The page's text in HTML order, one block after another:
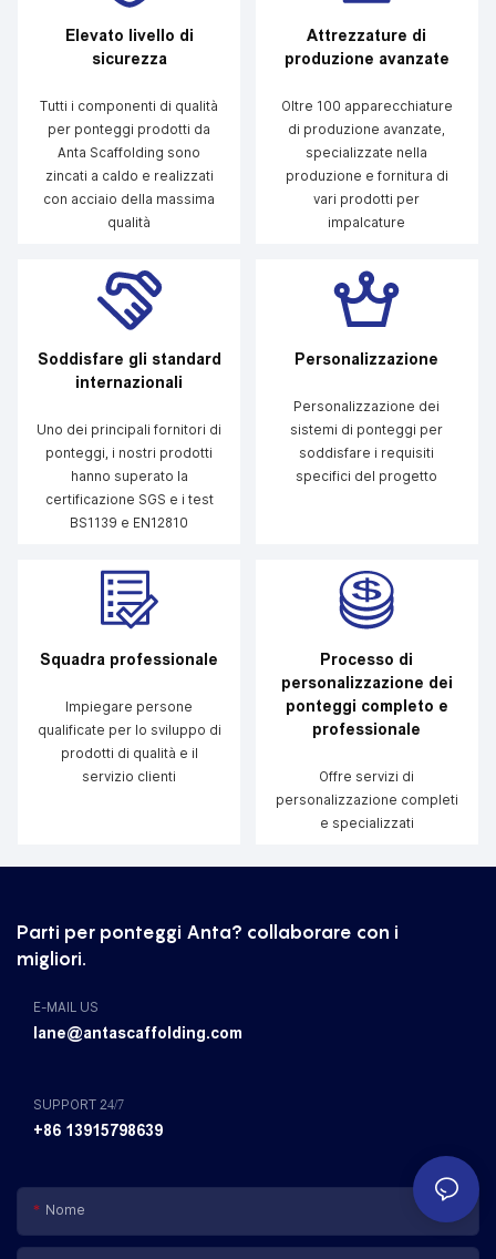
Elevato livello di
sicurezza
Tutti i componenti di qualità
per ponteggi prodotti da
Anta Scaffolding sono
zincati a caldo e realizzati
con acciaio della massima
qualità
Attrezzature di
produzione avanzate
Oltre 100 apparecchiature
di produzione avanzate,
specializzate nella
produzione e fornitura di
vari prodotti per
impalcature
Soddisfare gli standard
internazionali
Uno dei principali fornitori di
ponteggi, i nostri prodotti
hanno superato la
certificazione SGS e i test
BS1139 e EN12810
Personalizzazione
Personalizzazione dei
sistemi di ponteggi per
soddisfare i requisiti
specifici del progetto
Squadra professionale
Impiegare persone
qualificate per lo sviluppo di
prodotti di qualità e il
servizio clienti
Processo di
personalizzazione dei
ponteggi completo e
professionale
Offre servizi di
personalizzazione completi
e specializzati
Parti per ponteggi Anta? collaborare con i
migliori.
E-MAIL US
lane@antascaffolding.com
SUPPORT 24/7
+86 13915798639
Nome